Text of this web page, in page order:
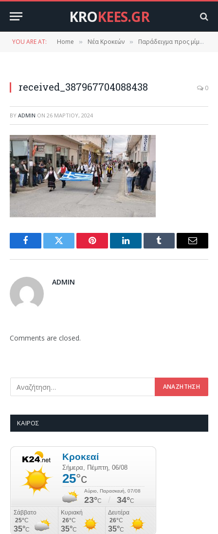
KROKEES.GR
YOU ARE AT: Home » Νέα Κροκεών » Παράδειγμα προς μίμηση!!
received_387967704088438 0
BY ADMIN ON 26 ΜΑΡΤΊΟΥ, 2024
FacebookTwitter Pinterest LinkedInTumblr Email
ADMIN
Comments are closed.
ΚΑΙΡΌΣ